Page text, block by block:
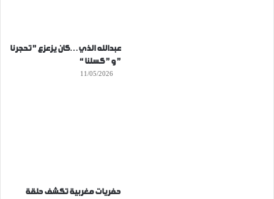
عبدالله الذي…كان يزعزع ” تحجرنا
” و ” كسلنا “
11/05/2026
حفريات مغربية تكشف حلقة